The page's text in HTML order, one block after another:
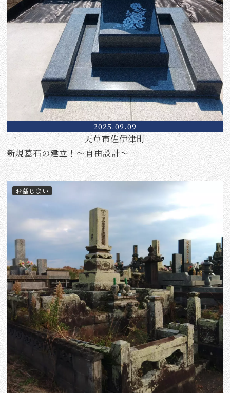
2025.09.09
天草市佐伊津町
新規墓石の建立！～自由設計～
お墓じまい